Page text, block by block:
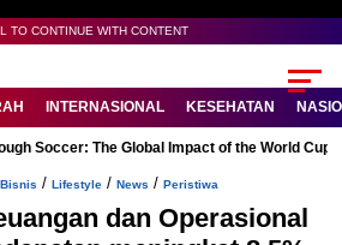
TO CONTINUE WITH CONTENT
INTERNASIONAL KESEHATAN
Soccer: The Global Impact of the World Cup
/ Lifestyle / News / Peristiwa
dan Operasional